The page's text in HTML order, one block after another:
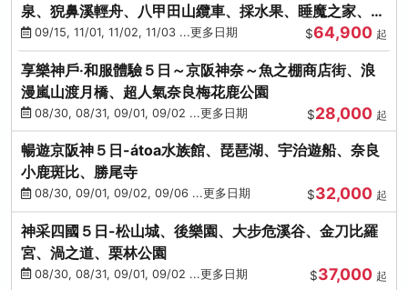
泉、猊鼻溪輕舟、八甲田山纜車、採水果、睡魔之家、法
式料理(不進免稅店)
09/15, 11/01, 11/02, 11/03 ...更多日期 $64,900 起
享樂神戶‧和服體驗５日～京阪神奈～魚之棚商店街、浪
漫嵐山渡月橋、超人氣奈良梅花鹿公園
08/30, 08/31, 09/01, 09/02 ...更多日期 $28,000 起
暢遊京阪神５日-átoa水族館、琵琶湖、宇治遊船、奈良
小鹿斑比、勝尾寺
08/30, 09/01, 09/02, 09/06 ...更多日期 $32,000 起
神采四國５日-松山城、後樂園、大步危溪谷、金刀比羅
宮、渦之道、栗林公園
08/30, 08/31, 09/01, 09/02 ...更多日期 $37,000 起